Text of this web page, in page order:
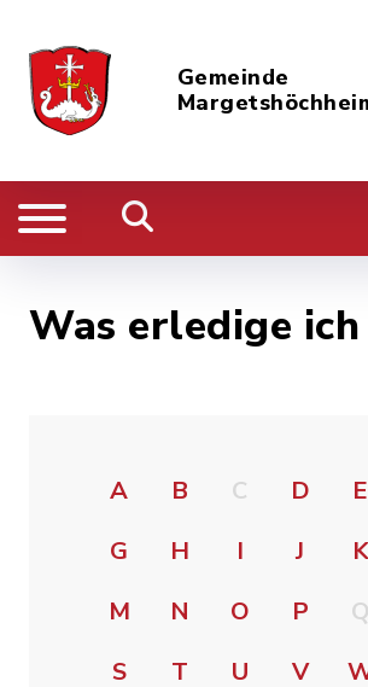
Gemeinde
Was erledige
A B C D E
G
H I J K
M
N O P Q
S
T U V